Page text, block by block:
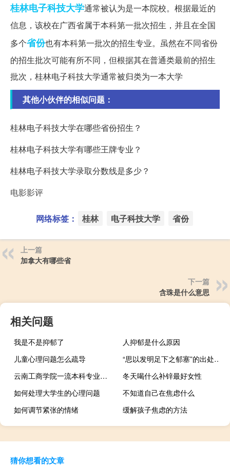
桂林电子科技大学通常被认为是一本院校。根据最近的
信息，该校在广西省属于本科第一批次招生，并且在全国
多个省份也有本科第一批次的招生专业。虽然在不同省份
的招生批次可能有所不同，但根据其在普通类最前的招生
批次，桂林电子科技大学通常被归类为一本大学
其他小伙伴的相似问题：
桂林电子科技大学在哪些省份招生？
桂林电子科技大学有哪些王牌专业？
桂林电子科技大学录取分数线是多少？
电影影评
网络标签： 桂林 电子科技大学 省份
上一篇
加拿大有哪些省
下一篇
含珠是什么意思
相关问题
我是不是抑郁了
人抑郁是什么原因
儿童心理问题怎么疏导
“思以发明足下之郁塞”的出处是哪里
云南工商学院一流本科专业建设名单
冬天喝什么补锌最好女性
如何处理大学生的心理问题
不知道自己在焦虑什么
如何调节紧张的情绪
缓解孩子焦虑的方法
猜你想看的文章